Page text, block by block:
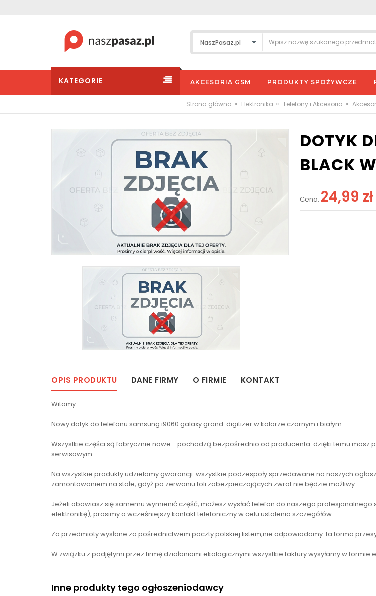
KATEGORIE AKCESORIA GSM PRODUKTY SPOŻYWCZE
Strona główna » Elektronika » Telefony i Akcesoria »
DOTYK
BLACK
Cena: 24,99 zł
OPIS PRODUKTU DANE FIRMY O FIRMIE KONTAKT
Witamy
Nowy dotyk do telefonu samsung i9060 galaxy grand. digitizer w kolorze czarnym i białym
Wszystkie części są fabrycznie nowe - pochodzą bezpośrednio od producenta. dzięki temu masz
serwisowym.
Na wszystkie produkty udzielamy gwarancji. wszystkie podzespoły sprzedawane na naszych
zamontowaniem na stałe, gdyż po zerwaniu foli zabezpieczających zwrot nie będzie możliwy.
Jeżeli obawiasz się samemu wymienić część, możesz wysłać telefon do naszego
elektronikę), prosimy o wcześniejszy kontakt telefoniczny w celu ustalenia szczegółów.
Za przedmioty wysłane za pośrednictwem poczty polskiej listem,nie odpowiadamy. ta forma
W związku z podjętymi przez firmę działaniami ekologicznymi wszystkie faktury wysyłamy w formie
Inne produkty tego ogłoszeniodawcy